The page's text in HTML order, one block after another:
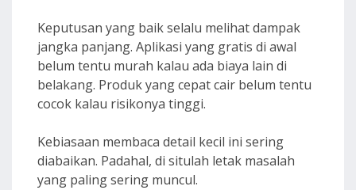
Keputusan yang baik selalu melihat dampak
jangka panjang. Aplikasi yang gratis di awal
belum tentu murah kalau ada biaya lain di
belakang. Produk yang cepat cair belum tentu
cocok kalau risikonya tinggi.
Kebiasaan membaca detail kecil ini sering
diabaikan. Padahal, di situlah letak masalah
yang paling sering muncul.